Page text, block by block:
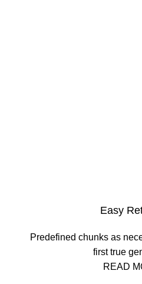
Easy
Predefined chunks as
first true
READ